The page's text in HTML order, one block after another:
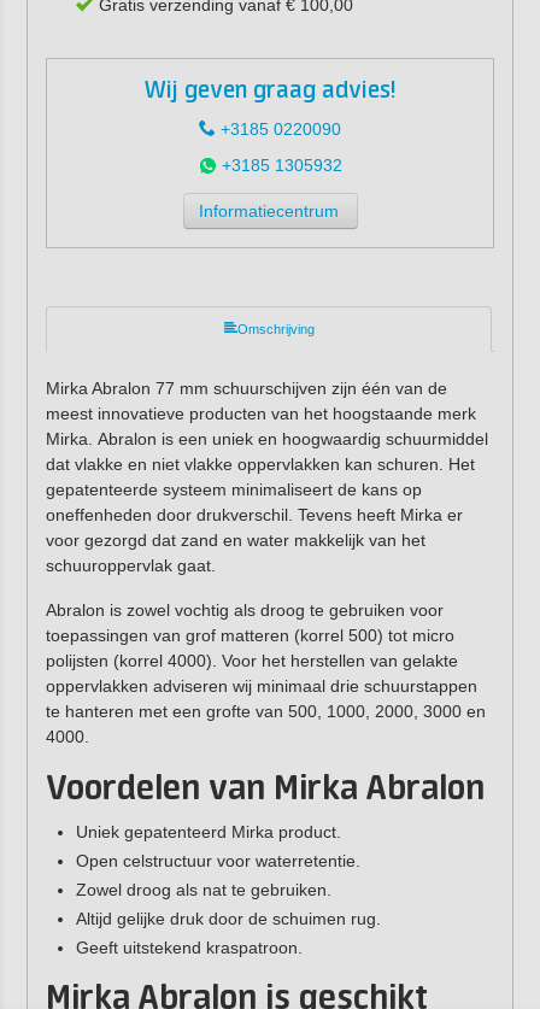
Gratis verzending vanaf € 100,00
Wij geven graag advies!
+3185 0220090
+3185 1305932
Informatiecentrum
Omschrijving
Mirka Abralon 77 mm schuurschijven zijn één van de
meest innovatieve producten van het hoogstaande merk
Mirka. Abralon is een uniek en hoogwaardig schuurmiddel
dat vlakke en niet vlakke oppervlakken kan schuren. Het
gepatenteerde systeem minimaliseert de kans op
oneffenheden door drukverschil. Tevens heeft Mirka er
voor gezorgd dat zand en water makkelijk van het
schuuroppervlak gaat.
Abralon is zowel vochtig als droog te gebruiken voor
toepassingen van grof matteren (korrel 500) tot micro
polijsten (korrel 4000). Voor het herstellen van gelakte
oppervlakken adviseren wij minimaal drie schuurstappen
te hanteren met een grofte van 500, 1000, 2000, 3000 en
4000.
Voordelen van Mirka Abralon
Uniek gepatenteerd Mirka product.
Open celstructuur voor waterretentie.
Zowel droog als nat te gebruiken.
Altijd gelijke druk door de schuimen rug.
Geeft uitstekend kraspatroon.
Mirka Abralon is geschikt